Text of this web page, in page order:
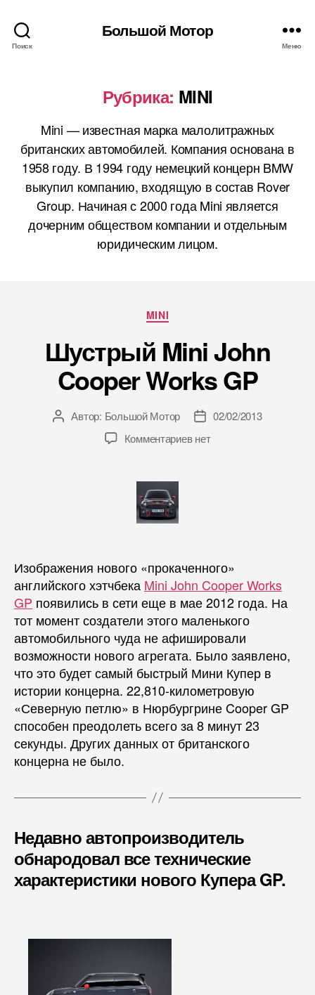
Поиск
Большой Мотор
Меню
Рубрика: MINI
Mini — известная марка малолитражных
британских автомобилей. Компания основана в
1958 году. В 1994 году немецкий концерн BMW
выкупил компанию, входящую в состав Rover
Group. Начиная с 2000 года Mini является
дочерним обществом компании и отдельным
юридическим лицом.
Рубрики
MINI
Шустрый Mini John
Cooper Works GP
АвторАвтор: Большой Мотор
Дата02/02/2013
Комментариев нет
Изображения нового «прокаченного»
английского хэтчбека Mini John Cooper Works
GP появились в сети еще в мае 2012 года. На
тот момент создатели этого маленького
автомобильного чуда не афишировали
возможности нового агрегата. Было заявлено,
что это будет самый быстрый Мини Купер в
истории концерна. 22,810-километровую
«Северную петлю» в Нюрбургрине Cooper GP
способен преодолеть всего за 8 минут 23
секунды. Других данных от британского
концерна не было.
Недавно автопроизводитель
обнародовал всетехнические
характеристики нового Купера GP.